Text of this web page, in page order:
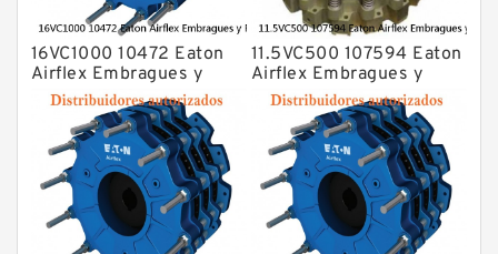
16VC1000 10472 Eaton
Airflex Embragues y
Frenos
11.5VC500 107594 Eaton
Airflex Embragues y
Frenos